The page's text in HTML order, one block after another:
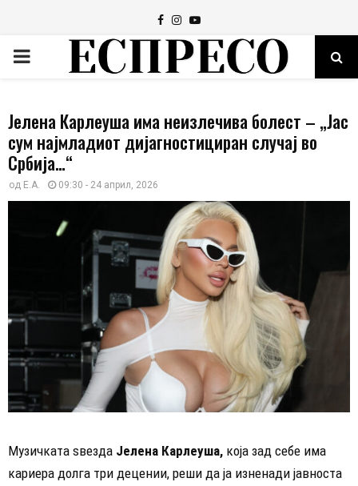
Facebook
Instagram
Youtube
PRIMARY
Јелена Карлеуша има неизлечива болест – „Јас
сум најмладиот дијагностициран случај во
Србија…“
од Е.А. 09:30 - 24 април, 2026
Музичката ѕвезда Јелена Карлеуша, која зад себе има
кариера долга три децении, реши да ја изненади јавноста